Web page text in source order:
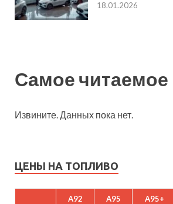
18.01.2026
Самое читаемое
Извините. Данных пока нет.
ЦЕНЫ НА ТОПЛИВО
A92 A95 A95+